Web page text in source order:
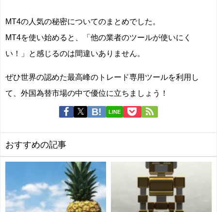
MT4の人気の秘密についてのまとめでした。
MT4を使い始めると、「他の業者のツールが使いにく
い！」と感じるのは間違いありません。
ぜひ世界の認めた最高峰のトレード専用ツールを利用し
て、外国為替市場の中で優位に立ちましょう！
LINE
おすすめの記事